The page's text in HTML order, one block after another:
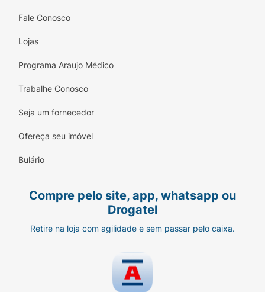
Fale Conosco
Lojas
Programa Araujo Médico
Trabalhe Conosco
Seja um fornecedor
Ofereça seu imóvel
Bulário
Compre pelo site, app, whatsapp ou
Drogatel
Retire na loja com agilidade e sem passar pelo caixa.